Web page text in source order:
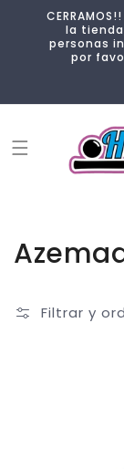
directamente
al contenido
la
personas
por
Filtrar y